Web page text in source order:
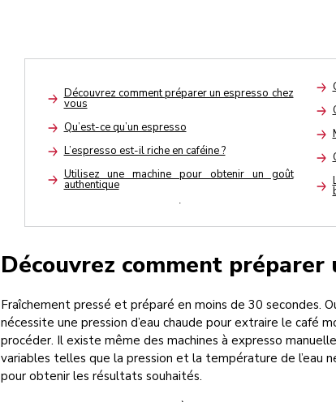
Arrow
Découvrez comment préparer un espresso chez
vous
Arrow
Qu’est-ce qu’un espresso
Arrow
L’espresso est-il riche en caféine ?
Arrow
Utilisez une machine pour obtenir un goût
authentique
Découvrez comment préparer
Fraîchement pressé et préparé en moins de 30 secondes.
nécessite une pression d’eau chaude pour extraire le café
procéder. Il existe même des machines à expresso
variables telles que la pression et la température de l’eau
pour obtenir les résultats souhaités.